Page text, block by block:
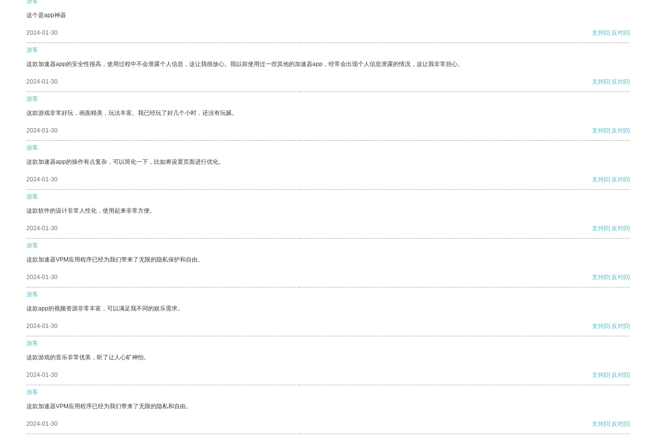
这个是app神器
2024-01-30 支持[0] 反对[0]
游客
这款加速器app的安全性很高，使用过程中不会泄露个人信息，这让我很放心。我以前使用过一些其他的加速器app，经常会出现个人信息泄露的情况，这让我非常担心。
2024-01-30 支持[0] 反对[0]
游客
这款游戏非常好玩，画面精美，玩法丰富。我已经玩了好几个小时，还没有玩腻。
2024-01-30 支持[0] 反对[0]
游客
这款加速器app的操作有点复杂，可以简化一下，比如将设置页面进行优化。
2024-01-30 支持[0] 反对[0]
游客
这款软件的设计非常人性化，使用起来非常方便。
2024-01-30 支持[0] 反对[0]
游客
这款加速器VPM应用程序已经为我们带来了无限的隐私保护和自由。
2024-01-30 支持[0] 反对[0]
游客
这款app的视频资源非常丰富，可以满足我不同的娱乐需求。
2024-01-30 支持[0] 反对[0]
游客
这款游戏的音乐非常优美，听了让人心旷神怡。
2024-01-30 支持[0] 反对[0]
游客
这款加速器VPM应用程序已经为我们带来了无限的隐私和自由。
2024-01-30 支持[0] 反对[0]